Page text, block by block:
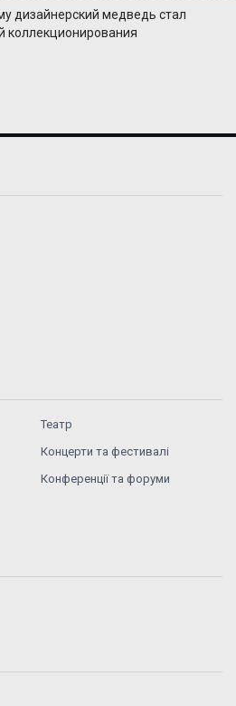
дизайнерский медведь стал
коллекционирования
Театр
Концерти та фестивалі
Конференції та форуми